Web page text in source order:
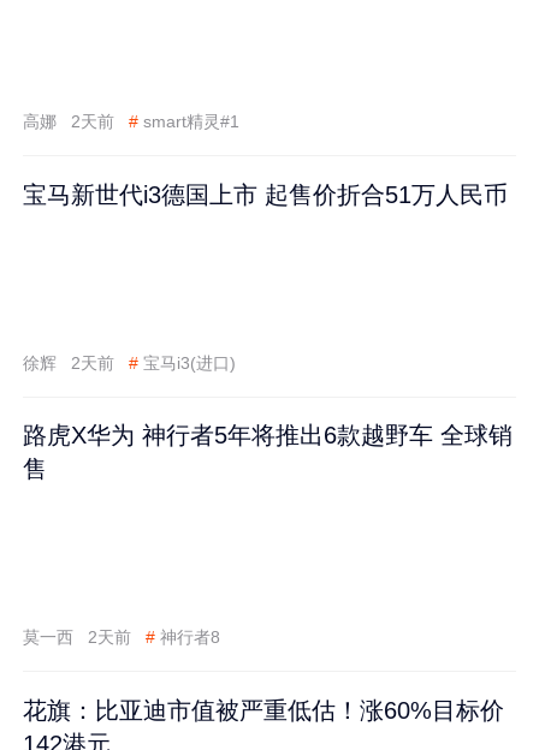
高娜 2天前 # smart精灵#1
宝马新世代i3德国上市 起售价折合51万人民币
徐辉 2天前 # 宝马i3(进口)
路虎X华为 神行者5年将推出6款越野车 全球销
售
莫一西 2天前 # 神行者8
花旗：比亚迪市值被严重低估！涨60%目标价
142港元